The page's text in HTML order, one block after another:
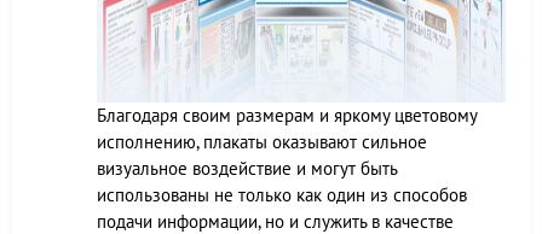
Благодаря своим размерам и яркому цветовому
исполнению, плакаты оказывают сильное
визуальное воздействие и могут быть
использованы не только как один из способов
подачи информации, но и служить в качестве